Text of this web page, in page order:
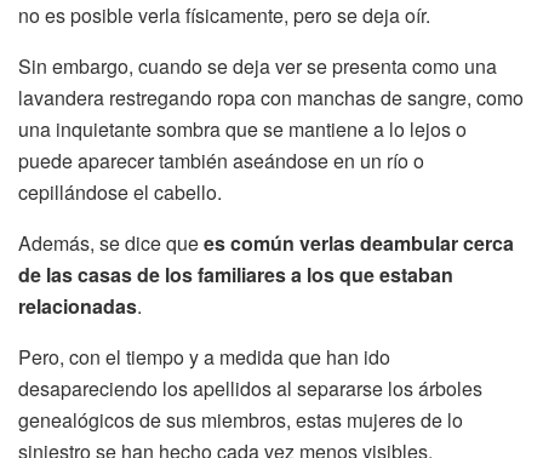
no es posible verla físicamente, pero se deja oír.
Sin embargo, cuando se deja ver se presenta como una
lavandera restregando ropa con manchas de sangre, como
una inquietante sombra que se mantiene a lo lejos o
puede aparecer también aseándose en un río o
cepillándose el cabello.
Además, se dice quees común verlas deambular cerca
de las casas de los familiares a los que estaban
relacionadas.
Pero, con el tiempo y a medida que han ido
desapareciendo los apellidos al separarse los árboles
genealógicos de sus miembros, estas mujeres de lo
siniestro se han hecho cada vez menos visibles.